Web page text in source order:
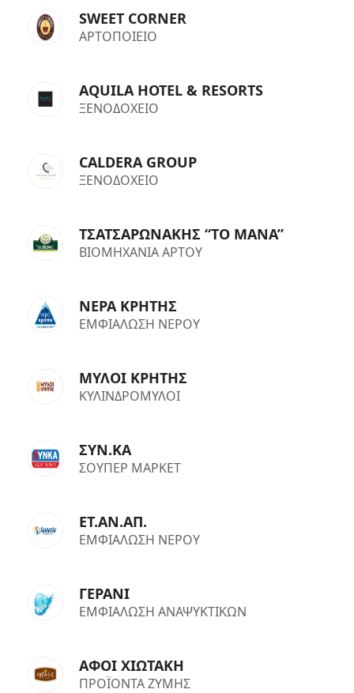
SWEET CORNER
ΑΡΤΟΠΟΙΕΙΟ
AQUILA HOTEL & RESORTS
ΞΕΝΟΔΟΧΕΙΟ
CALDERA GROUP
ΞΕΝΟΔΟΧΕΙΟ
ΤΣΑΤΣΑΡΩΝΑΚΗΣ “TO MANA”
ΒΙΟΜΗΧΑΝΙΑ ΑΡΤΟΥ
ΝΕΡΑ ΚΡΗΤΗΣ
ΕΜΦΙΑΛΩΣΗ ΝΕΡΟΥ
ΜΥΛΟΙ ΚΡΗΤΗΣ
ΚΥΛΙΝΔΡΟΜΥΛΟΙ
ΣΥΝ.ΚΑ
ΣΟΥΠΕΡ ΜΑΡΚΕΤ
ΕΤ.ΑΝ.ΑΠ.
ΕΜΦΙΑΛΩΣΗ ΝΕΡΟΥ
ΓΕΡΑΝΙ
ΕΜΦΙΑΛΩΣΗ ΑΝΑΨΥΚΤΙΚΩΝ
ΑΦΟΙ ΧΙΩΤΑΚΗ
ΠΡΟΪΟΝΤΑ ΖΥΜΗΣ